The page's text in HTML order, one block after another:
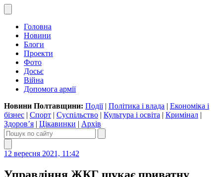
Головна
Новини
Блоги
Проекти
Фото
Досьє
Війна
Допомога армії
Новини Полтавщини: Події| Політика і влада | Економіка і
бізнес | Спорт | Суспільство | Культура і освіта | Кримінал |
Здоров’я | Цікавинки | Архів
12 вересня 2021, 11:42